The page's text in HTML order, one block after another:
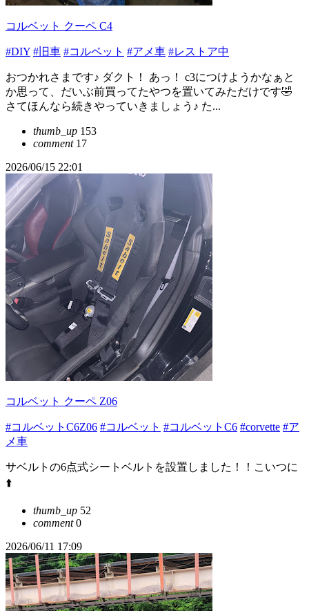
コルベット クーペ C4
#DIY #旧車 #コルベット #アメ車 #レストア中
おつかれさまです♪ ダクト！ あっ！ c3につけようかなぁと
か思って、だいぶ前買ってたやつを置いてみただけです🤣
さてほんなら続きやっていきましょう♪ た...
thumb_up 153
comment17
2026/06/15 22:01
コルベット クーペ Z06
#コルベットC6Z06 #コルベット #コルベットC6 #corvette #ア
メ車
サベルトの6点式シートベルトを設置しました！！こいつに
⬆️
thumb_up 52
comment0
2026/06/11 17:09